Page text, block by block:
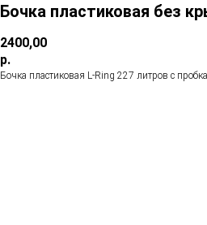
Бочка пластиковая без
2400,00
р.
Бочка пластиковая L-Ring 227 литров с